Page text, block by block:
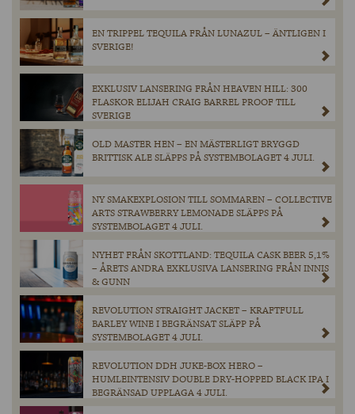
EN TRIPPEL TEQUILA FRÅN LUNAZUL – ÄNTLIGEN I
SVERIGE!
EXKLUSIV LANSERING FRÅN HEAVEN HILL: 300
FLASKOR ELIJAH CRAIG BARREL PROOF TILL
SVERIGE
OLD MASTER HEN – EN MÄSTERLIGT BRYGGD
BRITTISK ALE SLÄPPS PÅ SYSTEMBOLAGET 4 JULI.
NY SMAKEXPLOSION TILL SOMMAREN – COLLECTIVE
ARTS STRAWBERRY LEMONADE SLÄPPS PÅ
SYSTEMBOLAGET 4 JULI.
NYHET FRÅN SKOTTLAND: TEQUILA CASK BEER 5,1%
– ÅRETS ANDRA EXKLUSIVA LANSERING FRÅN INNIS
& GUNN
REVOLUTION STRAIGHT JACKET – KRAFTFULL
BARLEY WINE I BEGRÄNSAT SLÄPP PÅ
SYSTEMBOLAGET 4 JULI.
REVOLUTION DDH JUKE-BOX HERO –
HUMLEINTENSIV DOUBLE DRY-HOPPED BLACK IPA I
BEGRÄNSAD UPPLAGA 4 JULI.